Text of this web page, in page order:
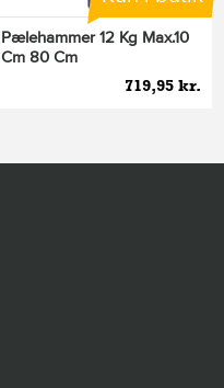
Pælehammer 12 Kg Max.10
Cm 80 Cm
719,95 kr.